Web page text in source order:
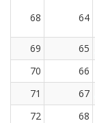
68 64
69 65
70
66
71
67
72
68